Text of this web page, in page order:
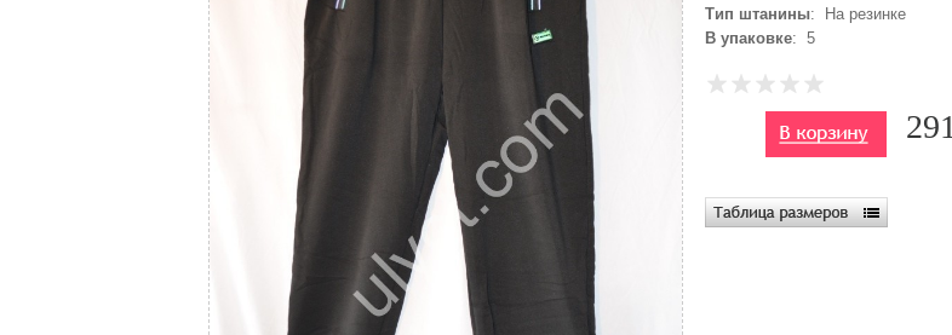
Тип штанины: На резинке
В упаковке: 5
291